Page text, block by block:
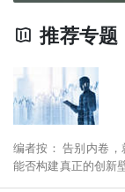
推荐专题
编者按： 告别内卷，就要拥抱确定的历史性机遇：未来食品健康化。而
能否构建真正的创新壁